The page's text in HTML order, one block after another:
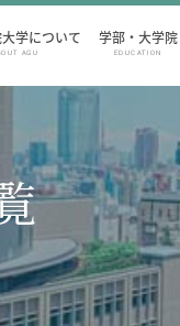
学について
AGU
学部・大学院
EDUCATION